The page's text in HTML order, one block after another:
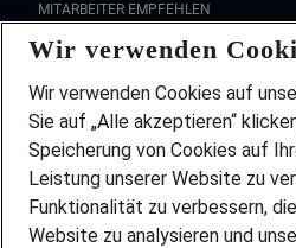
MITARBEITER EMPFEHLEN
FAQ
Wir stellen ein!
DEINE BERUFSGRUPPE
DEINE LEBENSSITUATION
PARTNERSHIP WITH AIRBUS
INITIATIV BEWERBEN
Wir verwenden
Wir verwenden Cookies auf
Sie auf „Alle akzeptieren“
Speicherung von Cookies auf
Leistung unserer Website zu
Funktionalität zu verbessern,
Website zu analysieren und